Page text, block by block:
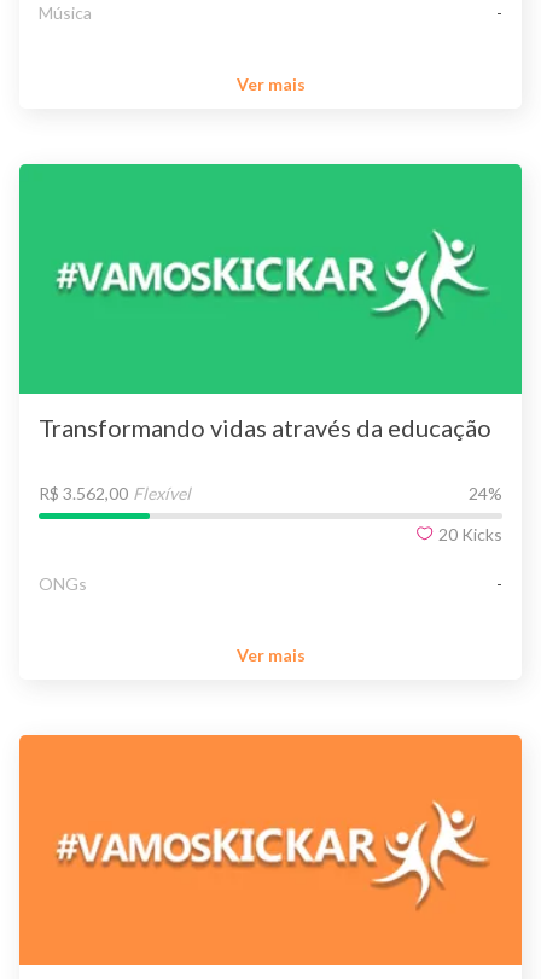
Música -
Ver mais
Transformando vidas através da educação
R$ 3.562,00 Flexível 24%
20 Kicks
ONGs -
Ver mais